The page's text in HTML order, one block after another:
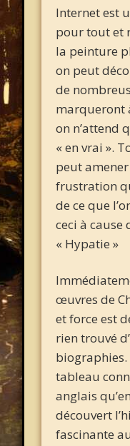
Internet est
pour tout et
la peinture
on peut
de
marqueront
on n’attend
« en vrai ».
peut
frustration
de ce que
ceci à cause
« Hypatie »
œuvres de
et force est
rien trouvé
biographies.
tableau
anglais
découvert
fascinante